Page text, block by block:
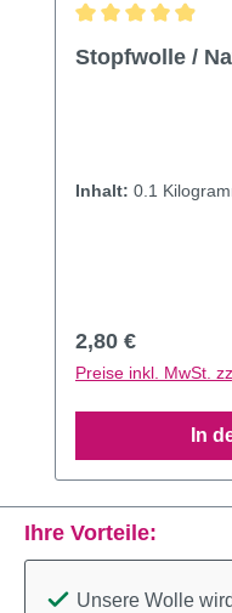
Inhalt: 0.1
Regulärer Preis:
2,80 €
Preise inkl. MwSt.
In
Ihre Vorteile:
Unsere Wolle